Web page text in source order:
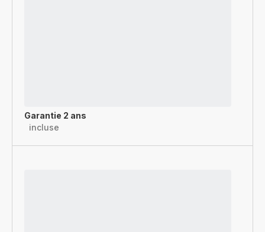
Garantie 2 ans
incluse